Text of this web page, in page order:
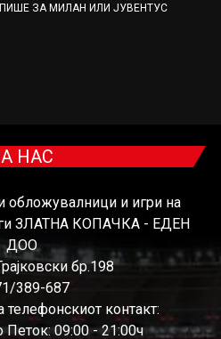
ЗА МИЛАН ИЛИ ЈУВЕНТУС
НАС
обложувалници и игри на
ЗЛАТНА КОПАЧКА - ЕДЕН
ДОО
бр.198
389-687
контакт:
09:00 - 21:00ч